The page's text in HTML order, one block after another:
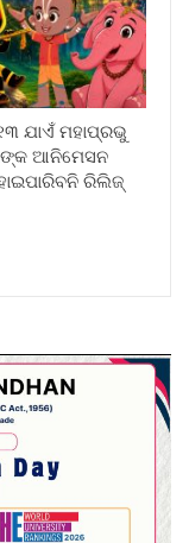
ଯାଏଁ ମହାପ୍ରଭୁ
ଆନିମେସନ
ରିଲିଜ୍